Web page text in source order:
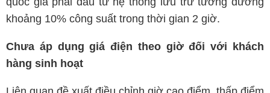
khoảng 10% công suất trong thời gian 2 giờ.
Chưa áp dụng giá điện theo giờ đối với khách
hàng sinh hoạt